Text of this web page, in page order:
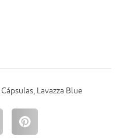
Cápsulas, Lavazza Blue